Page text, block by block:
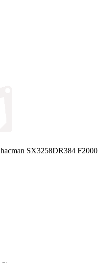
SX3258DR384 F2000